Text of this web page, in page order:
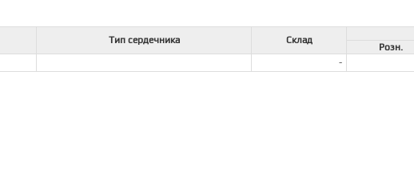
Тип сердечника Склад
Розн.
-